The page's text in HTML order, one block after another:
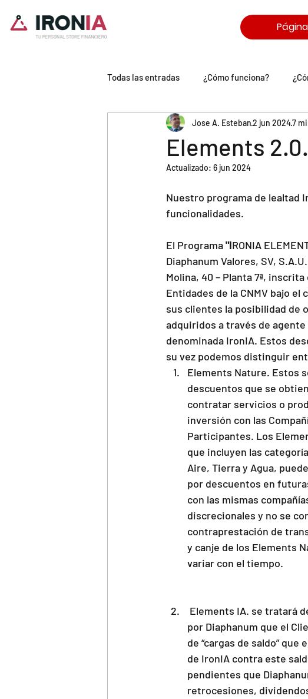
Todas las entradas ¿Cómo funciona?
Tecnología IronIA Universo Parasitrón
Elements
Jose A. Esteban2 jun 20247
Actualizado: 6 jun 2024
Nuestro programa de lealtad
funcionalidades.
El Programa "IRONIA
Diaphanum Valores, SV,
Molina, 40 – Planta 7ª,
Entidades de la CNMV bajo el
sus clientes la posibilidad de
adquiridos a través de
denominada IronIA. Estos
su vez podemos distinguir
Elements Nature. Estos
descuentos que se
contratar servicios o
inversión con las
Participantes. Los
que incluyen las
Aire, Tierra y Agua,
por descuentos en
con las mismas
discrecionales y no se
contraprestación de
y canje de los Elements
variar con el tiempo.
por Diaphanum que el
de “cargas de saldo”
de IronIA contra este
pendientes que
retrocesiones,